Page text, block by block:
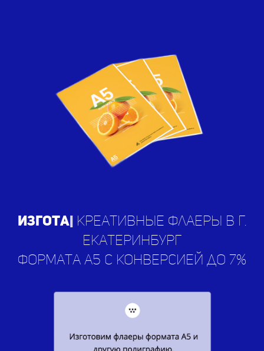
Изготавли|креативные флаеры
в г. Екатеринбург
формата а5 с конверсией до 7%